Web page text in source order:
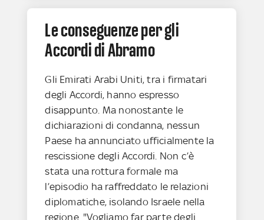
Le conseguenze per gli
Accordi di Abramo
Gli Emirati Arabi Uniti, tra i firmatari
degli Accordi, hanno espresso
disappunto. Ma nonostante le
dichiarazioni di condanna, nessun
Paese ha annunciato ufficialmente la
rescissione degli Accordi. Non c’è
stata una rottura formale ma
l’episodio ha raffreddato le relazioni
diplomatiche, isolando Israele nella
regione. "Vogliamo far parte degli